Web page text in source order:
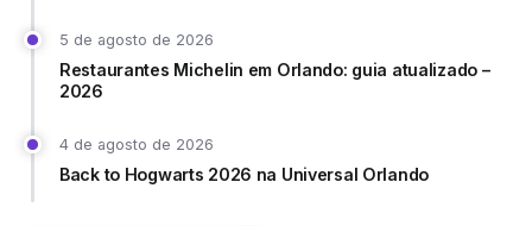
5 de agosto de 2026
Restaurantes Michelin em Orlando: guia atualizado –
2026
4 de agosto de 2026
Back to Hogwarts 2026 na Universal Orlando